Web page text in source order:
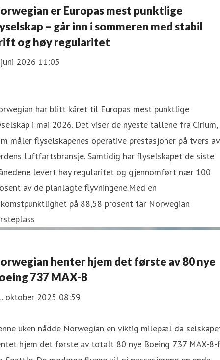
er Europas mest punktlige
– går inn i sommeren med stabil
og høy regularitet
2026 11:05
har blitt kåret til Europas mest punktlige
i mai 2026. Det viser de nyeste tallene fra Cirium,
måler flyselskapenes operative prestasjoner på tvers av
luftfartsbransje. Samtidig har flyselskapet de siste
levert høy regularitet og gjennomført nær 100
av de planlagte flyvningene.Med en
på 88,58 prosent tar Norwegian
henter hjem det første av 80 nye
737 MAX-8
oktober 2025 08:59
uken nådde Norwegian en viktig milepæl da
hjem det første av totalt 80 nye Boeing 737 MAX-8-